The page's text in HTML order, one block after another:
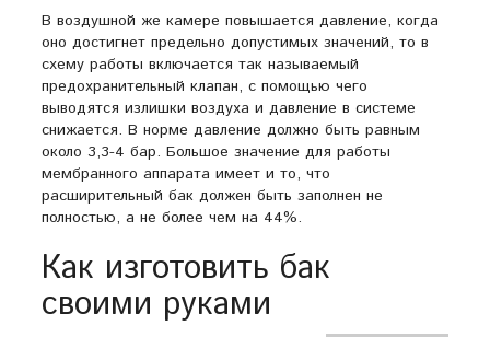
В воздушной же камере повышается давление, когда
оно достигнет предельно допустимых значений, то в
схему работы включается так называемый
предохранительный клапан, с помощью чего
выводятся излишки воздуха и давление в системе
снижается. В норме давление должно быть равным
около 3,3-4 бар. Большое значение для работы
мембранного аппарата имеет и то, что
расширительный бак должен быть заполнен не
полностью, а не более чем на 44%.
Как изготовить бак
своими руками